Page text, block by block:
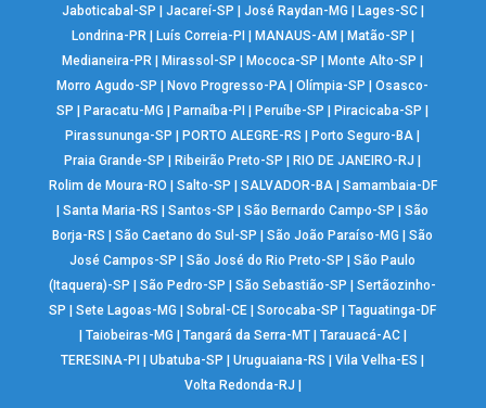
Jaboticabal-SP
Jacareí-SP José Raydan-MG Lages-SC|
Londrina-PR| Luís Correia-PI MANAUS-AM Matão-SP
Medianeira-PR
Mirassol-SP Mococa-SP Monte Alto-SP
Morro Agudo-SP
Novo Progresso-PA |Olímpia-SP |Osasco-
SP
Paracatu-MG Parnaíba-PI Peruíbe-SP Piracicaba-SP
Pirassununga-SP
PORTO ALEGRE-RS Porto Seguro-BA
Praia Grande-SP
Ribeirão Preto-SP RIO DE JANEIRO-RJ
Rolim de Moura-RO
Salto-SP SALVADOR-BA| Samambaia-DF
|Santa Maria-RS |Santos-SP |São Bernardo Campo-SP |São
Borja-RS
|São Caetano do Sul-SP |São João Paraíso-MG |São
José Campos-SP
|São José do Rio Preto-SP |São Paulo
(Itaquera)-SP
|São Pedro-SP |São Sebastião-SP |Sertãozinho-
SP
|Sete Lagoas-MG |Sobral-CE |Sorocaba-SP |Taguatinga-DF
Taiobeiras-MG Tangará da Serra-MT| Tarauacá-AC|
TERESINA-PI
|Ubatuba-SP |Uruguaiana-RS |Vila Velha-ES
Volta Redonda-RJ